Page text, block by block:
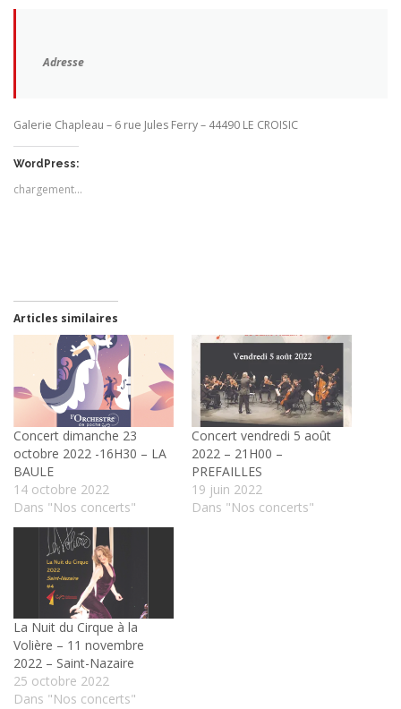
Adresse
Galerie Chapleau – 6 rue Jules Ferry – 44490 LE CROISIC
WordPress:
chargement…
Articles similaires
Concert dimanche 23
octobre 2022 -16H30 – LA
BAULE
14 octobre 2022
Dans "Nos concerts"
Concert vendredi 5 août
2022 – 21H00 –
PREFAILLES
19 juin 2022
Dans "Nos concerts"
La Nuit du Cirque à la
Volière – 11 novembre
2022 – Saint-Nazaire
25 octobre 2022
Dans "Nos concerts"